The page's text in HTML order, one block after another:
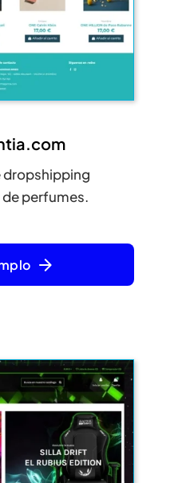
dropshipping
perfumes.